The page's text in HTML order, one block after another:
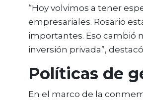
“Hoy volvimos a tener
empresariales. Rosario
importantes. Eso cambió
inversión privada”,
Políticas de
En el marco de la